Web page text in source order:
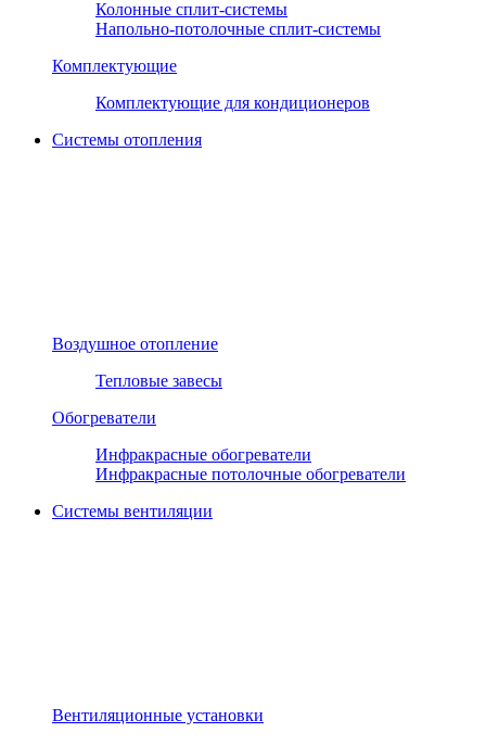
Колонные сплит-системы
Напольно-потолочные сплит-системы
Комплектующие
Комплектующие для кондиционеров
Системы отопления
Воздушное отопление
Тепловые завесы
Обогреватели
Инфракрасные обогреватели
Инфракрасные потолочные обогреватели
Системы вентиляции
Вентиляционные установки